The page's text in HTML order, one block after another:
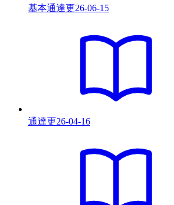
基本通達更26-06-15
通達更26-04-16